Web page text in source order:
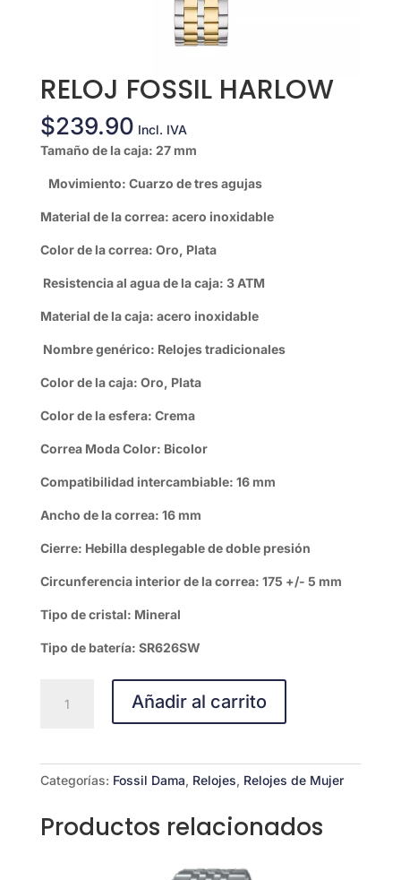
RELOJ FOSSIL HARLOW
$239.90 Incl. IVA
Tamaño de la caja: 27 mm
Movimiento: Cuarzo de tres agujas
Material de la correa: acero inoxidable
Color de la correa: Oro, Plata
Resistencia al agua de la caja: 3 ATM
Material de la caja: acero inoxidable
Nombre genérico: Relojes tradicionales
Color de la caja: Oro, Plata
Color de la esfera: Crema
Correa Moda Color: Bicolor
Compatibilidad intercambiable: 16 mm
Ancho de la correa: 16 mm
Cierre: Hebilla desplegable de doble presión
Circunferencia interior de la correa: 175 +/- 5 mm
Tipo de cristal: Mineral
Tipo de batería: SR626SW
FOSSIL
Añadir al carrito
Categorías: Fossil Dama, Relojes, Relojes de Mujer
Productos relacionados